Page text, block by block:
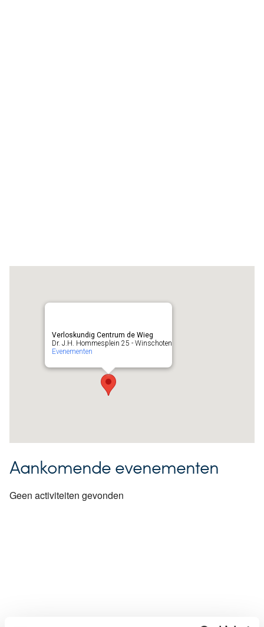
Verloskundig Centrum de Wieg
Dr. J.H. Hommesplein 25 - Winschoten
Evenementen
Aankomende evenementen
Geen activiteiten gevonden